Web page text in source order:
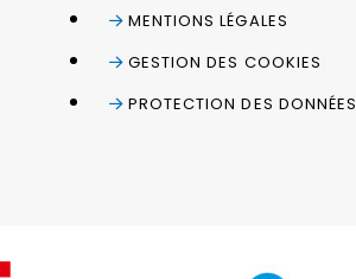
MENTIONS LÉGALES
GESTION DES COOKIES
PROTECTION DES DONNÉES